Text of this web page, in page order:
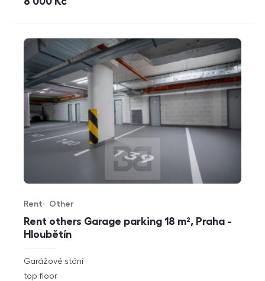
Rent others Garage parking 18 m², Praha -
Hloubětín
Offer type
Rent
Property type
Other
rozměry
disposition
Garážové stání
funkce
top floor